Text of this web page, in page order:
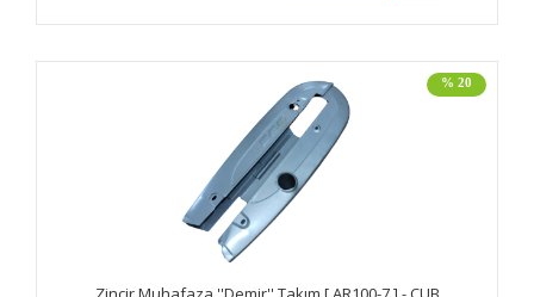
% 20